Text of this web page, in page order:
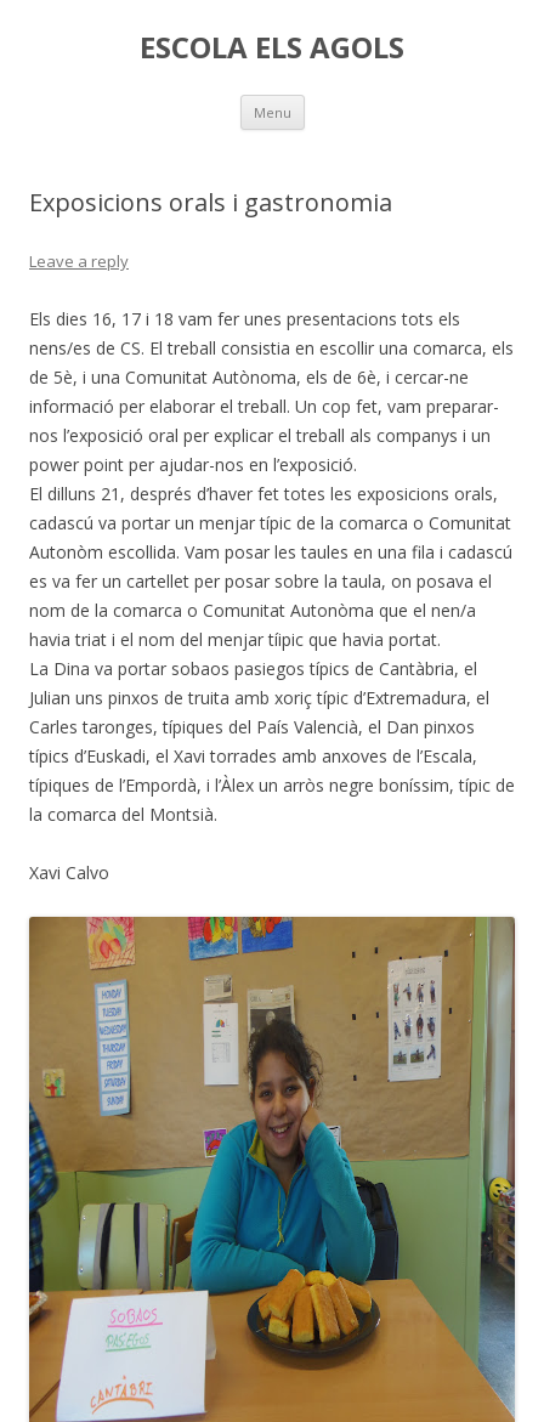
ESCOLA ELS AGOLS
Menu Skip
content
Exposicions orals i gastronomia
Leave a reply
Els dies 16, 17 i 18 vam fer unes presentacions tots els
nens/es de CS. El treball consistia en escollir una comarca, els
de 5è, i una Comunitat Autònoma, els de 6è, i cercar-ne
informació per elaborar el treball. Un cop fet, vam preparar-
nos l’exposició oral per explicar el treball als companys i un
power point per ajudar-nos en l’exposició.
El dilluns 21, després d’haver fet totes les exposicions orals,
cadascú va portar un menjar típic de la comarca o Comunitat
Autonòm escollida. Vam posar les taules en una fila i cadascú
es va fer un cartellet per posar sobre la taula, on posava el
nom de la comarca o Comunitat Autonòma que el nen/a
havia triat i el nom del menjar tíipic que havia portat.
La Dina va portar sobaos pasiegos típics de Cantàbria, el
Julian uns pinxos de truita amb xoriç típic d’Extremadura, el
Carles taronges, típiques del País Valencià, el Dan pinxos
típics d’Euskadi, el Xavi torrades amb anxoves de l’Escala,
típiques de l’Empordà, i l’Àlex un arròs negre boníssim, típic de
la comarca del Montsià.
Xavi Calvo